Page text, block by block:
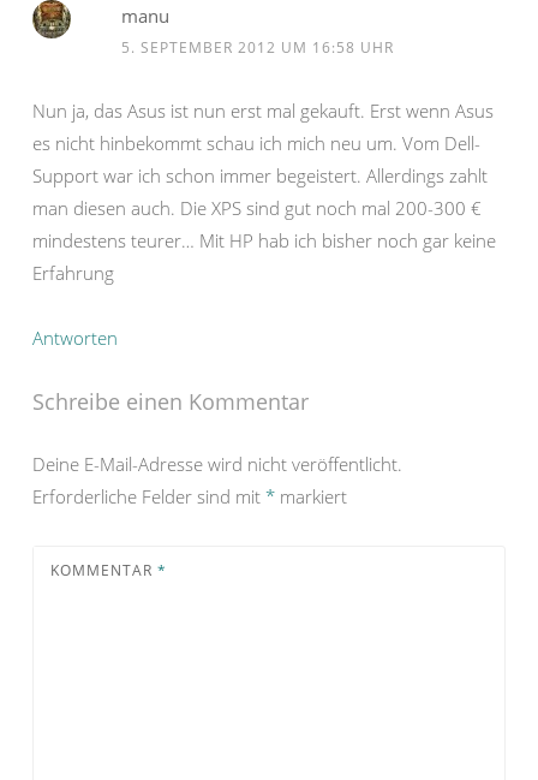
manu
5. SEPTEMBER 2012 UM 16:58 UHR
Nun ja, das Asus ist nun erst mal gekauft. Erst wenn Asus
es nicht hinbekommt schau ich mich neu um. Vom Dell-
Support war ich schon immer begeistert. Allerdings zahlt
man diesen auch. Die XPS sind gut noch mal 200-300 €
mindestens teurer… Mit HP hab ich bisher noch gar keine
Erfahrung
Antworten
Schreibe einen Kommentar
Deine E-Mail-Adresse wird nicht veröffentlicht.
Erforderliche Felder sind mit * markiert
KOMMENTAR *